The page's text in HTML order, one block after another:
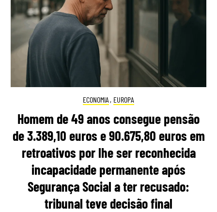
ECONOMIA , EUROPA
Homem de 49 anos consegue pensão
de 3.389,10 euros e 90.675,80 euros em
retroativos por lhe ser reconhecida
incapacidade permanente após
Segurança Social a ter recusado:
tribunal teve decisão final